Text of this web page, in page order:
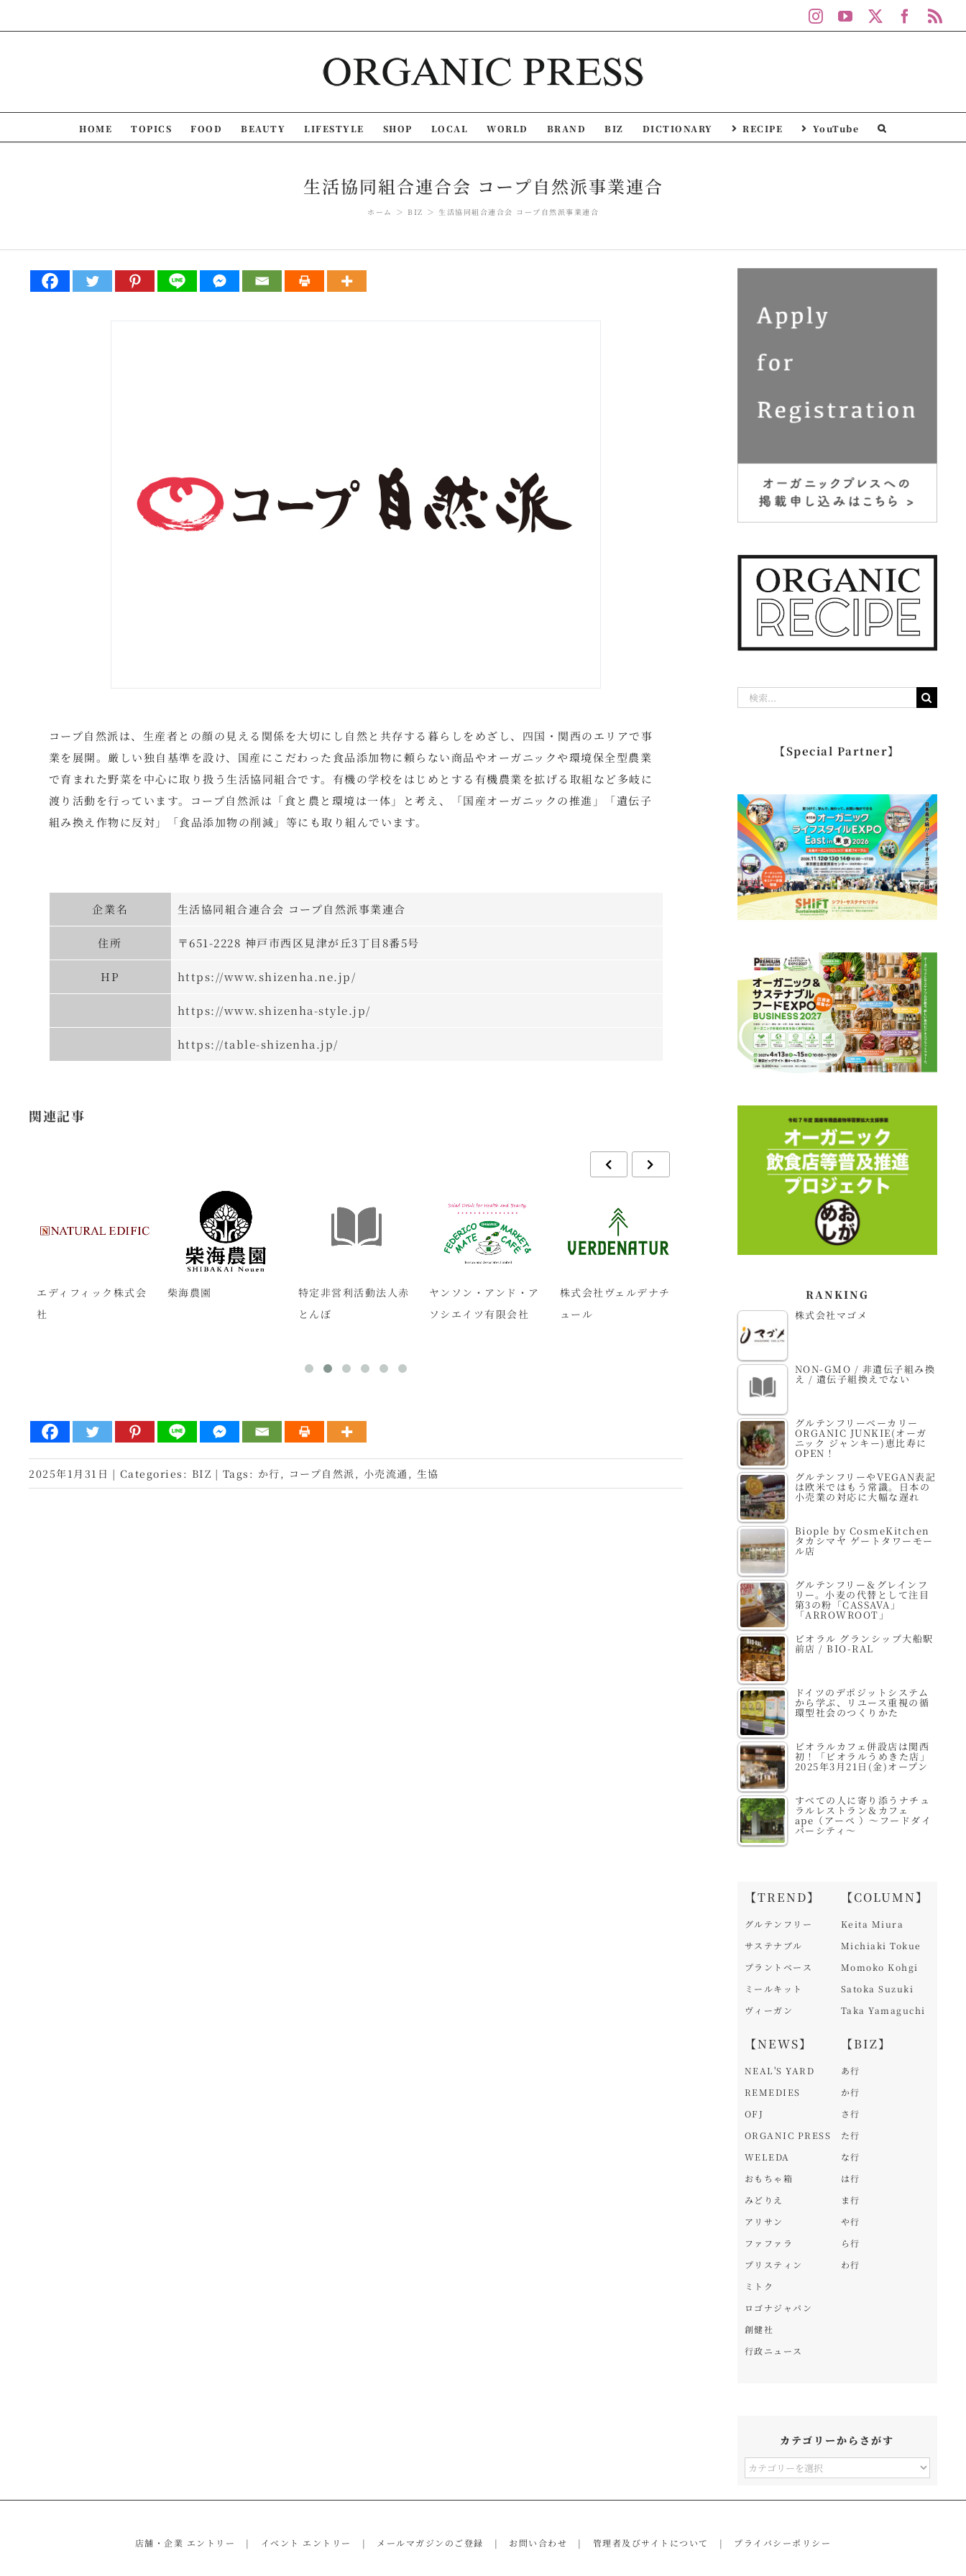
to
InstagramYouTube
HOME TOPICS FOOD BEAUTY LIFESTYLE SHOP LOCAL WORLD BRAND BIZ DICTIONARY RECIPE YouTube
生活協同組合連合会 コープ自然派事業連合
ホーム BIZ 生活協同組合連合会 コープ自然派事業連合
コープ自然派は、生産者との顔の見える関係を大切にし自然と共存する暮らしをめざし、四国・関西のエリアで事
業を展開。厳しい独自基準を設け、国産にこだわった食品添加物に頼らない商品やオーガニックや環境保全型農業
で育まれた野菜を中心に取り扱う生活協同組合です。有機の学校をはじめとする有機農業を拡げる取組など多岐に
渡り活動を行っています。コープ自然派は「食と農と環境は一体」と考え、「国産オーガニックの推進」「遺伝子
組み換え作物に反対」「食品添加物の削減」等にも取り組んでいます。
企業名 生活協同組合連合会 コープ自然派事業連合
住所 〒651-2228 神戸市西区見津が丘3丁目8番5号
HP https://www.shizenha.ne.jp/
https://www.shizenha-style.jp/
https://table-shizenha.jp/
関連記事
エディフィック株式会
社
柴海農園
特定非営利活動法人赤
とんぼ
ヤンソン・アンド・ア
ソシエイツ有限会社
株式会社ヴェルデナチ
ュール
認証センター
エディフィック株式会
社
2025年1月31日 | Categories: BIZ | Tags: か行, コープ自然派 , 小売流通 , 生協
【Special Partner】
RANKING
株式会社マゴメ
NON-GMO / 非遺伝子組み換
え / 遺伝子組換えでない
グルテンフリーベーカリー
ORGANIC JUNKIE(オーガ
ニック ジャンキー)恵比寿に
OPEN！
グルテンフリーやVEGAN表記
は欧米ではもう常識。日本の
小売業の対応に大幅な遅れ
Biople by CosmeKitchen
タカシマヤ ゲートタワーモー
ル店
グルテンフリー＆グレインフ
リー。小麦の代替として注目
第3の粉「CASSAVA」
「ARROWROOT」
ビオラル グランシップ大船駅
前店 / BIO-RAL
ドイツのデポジットシステム
から学ぶ、リユース重視の循
環型社会のつくりかた
ビオラルカフェ併設店は関西
初！「ビオラルうめきた店」
2025年3月21日(金)オープン
すべての人に寄り添うナチュ
ラルレストラン＆カフェ
ape（アーペ ）～フードダイ
バーシティ～
【TREND】
グルテンフリー
サステナブル
プラントベース
ミールキット
ヴィーガン
【NEWS】
NEAL'S YARD
REMEDIES
OFJ
ORGANIC PRESS
WELEDA
おもちゃ箱
みどりえ
アリサン
ファファラ
プリスティン
ミトク
ロゴナジャパン
創健社
行政ニュース
【COLUMN】
Keita Miura
Michiaki Tokue
Momoko Kohgi
Satoka Suzuki
Taka Yamaguchi
【BIZ】
あ行
か行
さ行
た行
な行
は行
ま行
や行
ら行
わ行
カテゴリーからさがす
カ
ー
店舗・企業 エントリー イベント エントリー メールマガジンのご登録 お問い合わせ 管理者及びサイトについて プライバシーポリシー